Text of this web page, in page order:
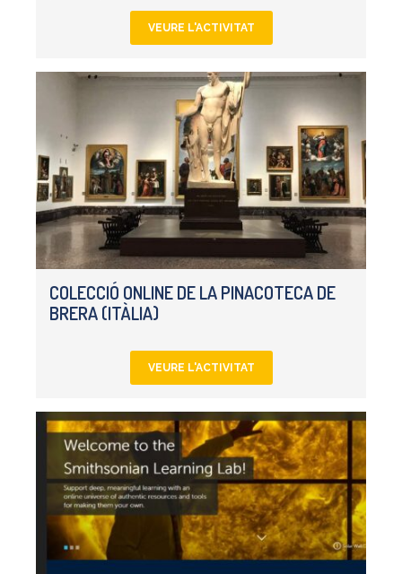
VEURE L'ACTIVITAT
COLECCIÓ ONLINE DE LA PINACOTECA DE
BRERA (ITÀLIA)
VEURE L'ACTIVITAT